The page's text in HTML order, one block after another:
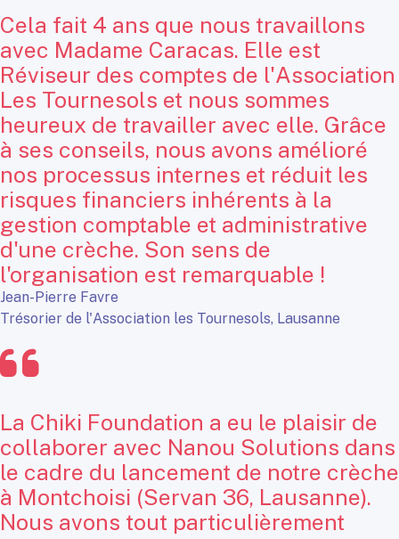
Cela fait 4 ans que nous travaillons
avec Madame Caracas. Elle est
Réviseur des comptes de l'Association
Les Tournesols et nous sommes
heureux de travailler avec elle. Grâce
à ses conseils, nous avons amélioré
nos processus internes et réduit les
risques financiers inhérents à la
gestion comptable et administrative
d'une crèche. Son sens de
l'organisation est remarquable !
Jean-Pierre Favre
Trésorier de l'Association les Tournesols, Lausanne
La Chiki Foundation a eu le plaisir de
collaborer avec Nanou Solutions dans
le cadre du lancement de notre crèche
à Montchoisi (Servan 36, Lausanne).
Nous avons tout particulièrement